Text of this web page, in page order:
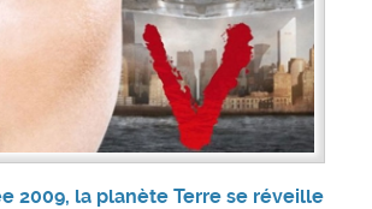
2009, la planète Terre se réveille